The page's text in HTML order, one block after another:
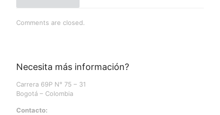
Comments are closed.
Necesita más información?
Carrera 69P N° 75 – 31
Bogotá – Colombia
Contacto: